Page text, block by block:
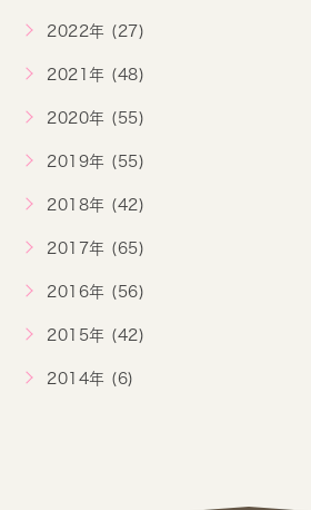
2022年 (27)
2021年 (48)
2020年 (55)
2019年 (55)
2018年 (42)
2017年 (65)
2016年 (56)
2015年 (42)
2014年 (6)